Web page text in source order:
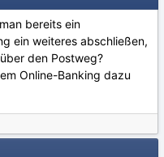
bereits ein
ein weiteres abschließen,
den Postweg?
Online-Banking dazu